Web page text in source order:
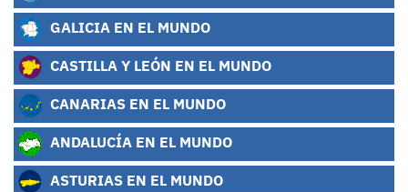
GALICIA EN EL MUNDO
CASTILLA Y LEÓN EN EL MUNDO
CANARIAS EN EL MUNDO
ANDALUCÍA EN EL MUNDO
ASTURIAS EN EL MUNDO